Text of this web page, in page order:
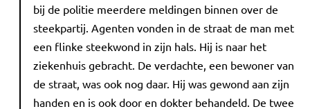
bij de politie meerdere meldingen binnen over de
steekpartij. Agenten vonden in de straat de man met
een flinke steekwond in zijn hals. Hij is naar het
ziekenhuis gebracht. De verdachte, een bewoner van
de straat, was ook nog daar. Hij was gewond aan zijn
handen en is ook door en dokter behandeld. De twee